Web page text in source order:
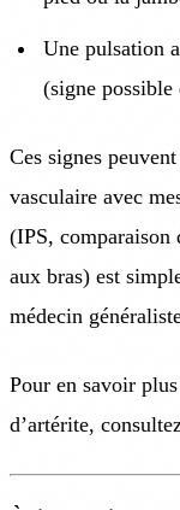
Une pulsation
(signe possible
Ces signes
vasculaire avec
(IPS, comparaison
aux bras) est
médecin
Pour en savoir
d’artérite,